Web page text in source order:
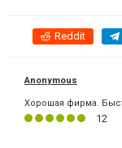
Reddit
Anonymous
Хорошая фирма.
12